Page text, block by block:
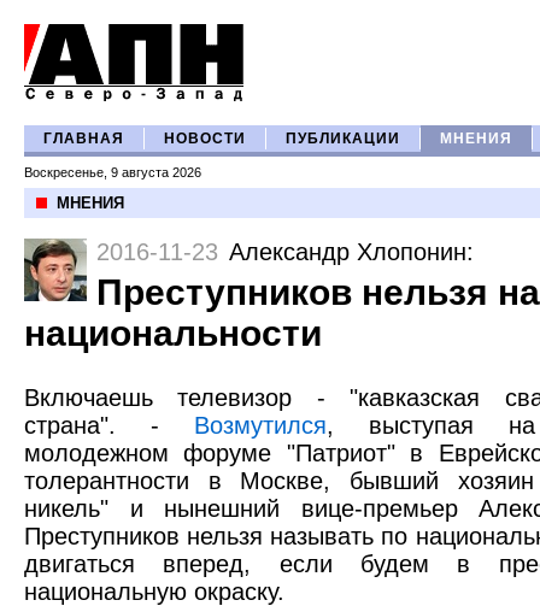
ГЛАВНАЯ НОВОСТИ ПУБЛИКАЦИИ МНЕНИЯ
Воскресенье, 9 августа 2026
МНЕНИЯ
2016-11-23 Александр Хлопонин:
Преступников нельзя
национальности
Включаешь телевизор - "кавказская
страна". - Возмутился, выступая на
молодежном форуме "Патриот" в
толерантности в Москве, бывший
никель" и нынешний вице-премьер
Преступников нельзя называть по
двигаться вперед, если будем в
национальную окраску.